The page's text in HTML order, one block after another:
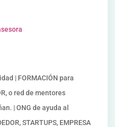
| FORMACIÓN para
o red de mentores
| ONG de ayuda al
STARTUPS, EMPRESA